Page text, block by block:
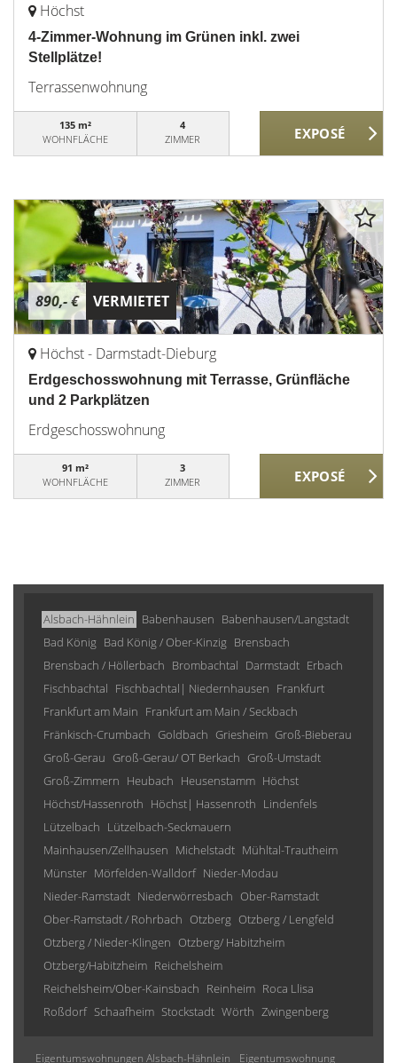
Höchst
4-Zimmer-Wohnung im Grünen inkl. zwei
Stellplätze!
Terrassenwohnung
135 m²
WOHNFLÄCHE
4
ZIMMER
890,- € VERMIETET
Höchst - Darmstadt-Dieburg
Erdgeschosswohnung mit Terrasse, Grünfläche
und 2 Parkplätzen
Erdgeschosswohnung
91 m²
WOHNFLÄCHE
3
ZIMMER
Alsbach-Hähnlein Babenhausen Babenhausen/Langstadt
Bad König Bad König / Ober-Kinzig Brensbach
Brensbach / Höllerbach Brombachtal Darmstadt Erbach
Fischbachtal Fischbachtal| Niedernhausen Frankfurt
Frankfurt am Main Frankfurt am Main / Seckbach
Fränkisch-Crumbach Goldbach Griesheim Groß-Bieberau
Groß-Gerau Groß-Gerau/ OT Berkach Groß-Umstadt
Groß-Zimmern Heubach Heusenstamm Höchst
Höchst/Hassenroth Höchst| Hassenroth Lindenfels
Lützelbach Lützelbach-Seckmauern
Mainhausen/Zellhausen Michelstadt Mühltal-Trautheim
Münster Mörfelden-Walldorf Nieder-Modau
Nieder-Ramstadt Niederwörresbach Ober-Ramstadt
Ober-Ramstadt / Rohrbach Otzberg Otzberg / Lengfeld
Otzberg / Nieder-Klingen Otzberg/ Habitzheim
Otzberg/Habitzheim Reichelsheim
Reichelsheim/Ober-Kainsbach Reinheim Roca Llisa
Roßdorf Schaafheim Stockstadt Wörth Zwingenberg
Eigentumswohnungen Alsbach-Hähnlein Eigentumswohnung